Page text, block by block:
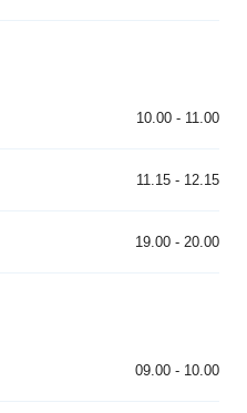
10.00 - 11.00
11.15 - 12.15
19.00 - 20.00
09.00 - 10.00